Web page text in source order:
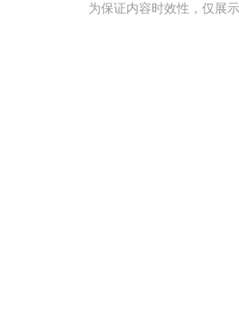
为保证内容时效性，仅展